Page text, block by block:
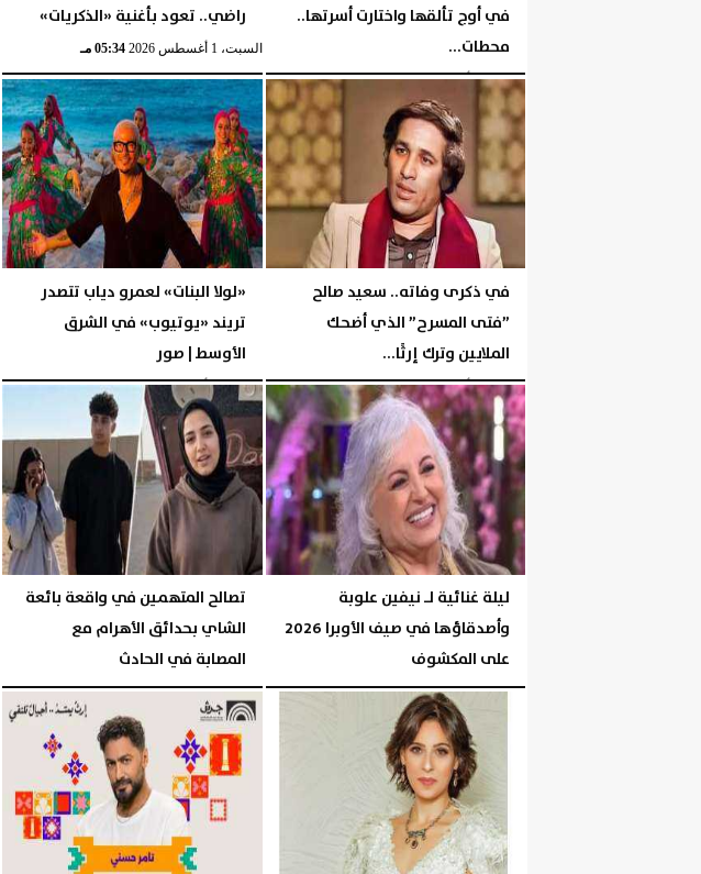
في أوج تألقها واختارت أسرتها..
محطات...
السبت، 1 أغسطس 2026 05:35 مـ
راضي.. تعود بأغنية «الذكريات»
السبت، 1 أغسطس 2026 05:34 مـ
في ذكرى وفاته.. سعيد صالح
”فتى المسرح” الذي أضحك
الملايين وترك إرثًا...
السبت، 1 أغسطس 2026 05:32 مـ
«لولا البنات» لعمرو دياب تتصدر
تريند «يوتيوب» في الشرق
الأوسط | صور
السبت، 1 أغسطس 2026 02:41 مـ
ليلة غنائية لـ نيفين علوبة
وأصدقاؤها في صيف الأوبرا 2026
على المكشوف
الجمعة، 31 يوليو 2026 02:55 مـ
تصالح المتهمين في واقعة بائعة
الشاي بحدائق الأهرام مع
المصابة في الحادث
الخميس، 30 يوليو 2026 06:37 مـ